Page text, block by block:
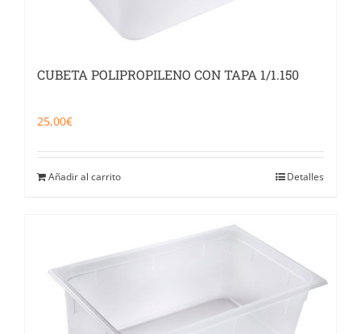
CUBETA POLIPROPILENO CON TAPA 1/1.150
25,00€
Añadir al carrito Detalles